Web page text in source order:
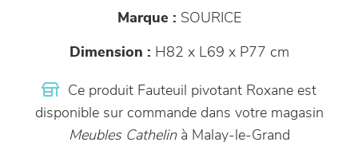
Marque : SOURICE
Dimension : H82 x L69 x P77 cm
Ce produit Fauteuil pivotant Roxane est
disponible sur commande dans votre magasin
Meubles Cathelinà Malay-le-Grand